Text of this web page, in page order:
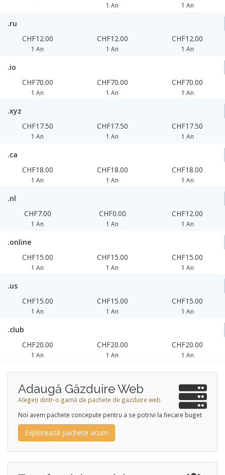
1 An 1 An
.ru
CHF12.00
1 An
CHF12.00
1 An
CHF12.00
1 An
.io
CHF70.00
1 An
CHF70.00
1 An
CHF70.00
1 An
.xyz
CHF17.50
1 An
CHF17.50
1 An
CHF17.50
1 An
.ca
CHF18.00
1 An
CHF18.00
1 An
CHF18.00
1 An
.nl
CHF7.00
1 An
CHF0.00
1 An
CHF12.00
1 An
.online
CHF15.00
1 An
CHF15.00
1 An
CHF15.00
1 An
.us
CHF15.00
1 An
CHF15.00
1 An
CHF15.00
1 An
.club
CHF20.00
1 An
CHF20.00
1 An
CHF20.00
1 An
Adaugă Găzduire Web
Alegeți dintr-o gamă de pachete de gazduire web
Noi avem pachete concepute pentru a se potrivi la fiecare buget
Explorează pachete acum